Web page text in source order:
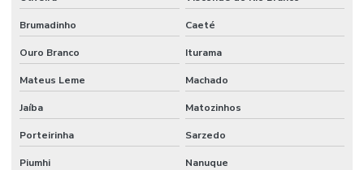
Manutenção predial preventiva e corretiva
Manutenção Predial Residencial
Manutenção Preditiva
Manutenção Preditiva De Equipamentos
Brumadinho Caeté
Ouro Branco Iturama
Mateus Leme Machado
Jaíba Matozinhos
Porteirinha Sarzedo
Piumhi Nanuque